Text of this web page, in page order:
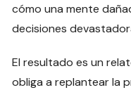
cómo una mente
decisiones
El resultado es un
obliga a replantear la